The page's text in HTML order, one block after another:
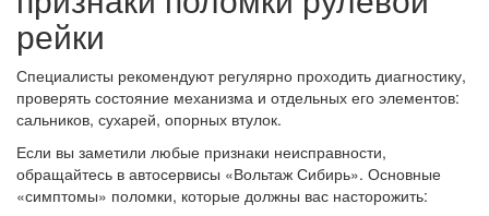
рейки
Специалисты рекомендуют регулярно проходить диагностику,
проверять состояние механизма и отдельных его элементов:
сальников, сухарей, опорных втулок.
Если вы заметили любые признаки неисправности,
обращайтесь в автосервисы «Вольтаж Сибирь». Основные
«симптомы» поломки, которые должны вас насторожить: